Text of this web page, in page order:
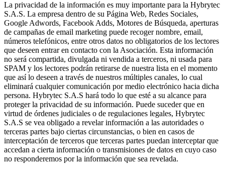
La privacidad de la información es muy importante para la Hybrytec
S.A.S. La empresa dentro de su Página Web, Redes Sociales,
Google Adwords, Facebook Adds, Motores de Búsqueda, aperturas
de campañas de email marketing puede recoger nombre, email,
números telefónicos, entre otros datos no obligatorios de los lectores
que deseen entrar en contacto con la Asociación. Esta información
no será compartida, divulgada ni vendida a terceros, ni usada para
SPAM y los lectores podrán retirarse de nuestra lista en el momento
que así lo deseen a través de nuestros múltiples canales, lo cual
eliminará cualquier comunicación por medio electrónico hacia dicha
persona. Hybrytec S.A.S hará todo lo que esté a su alcance para
proteger la privacidad de su información. Puede suceder que en
virtud de órdenes judiciales o de regulaciones legales, Hybrytec
S.A.S se vea obligado a revelar información a las autoridades o
terceras partes bajo ciertas circunstancias, o bien en casos de
interceptación de terceros que terceras partes puedan interceptar que
accedan a cierta información o transmisiones de datos en cuyo caso
no responderemos por la información que sea revelada.